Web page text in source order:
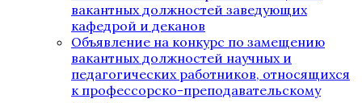
вакантных должностей заведующих
кафедрой и деканов
Объявление на конкурс по замещению
вакантных должностей научных и
педагогических работников, относящихся
к профессорско-преподавательскому